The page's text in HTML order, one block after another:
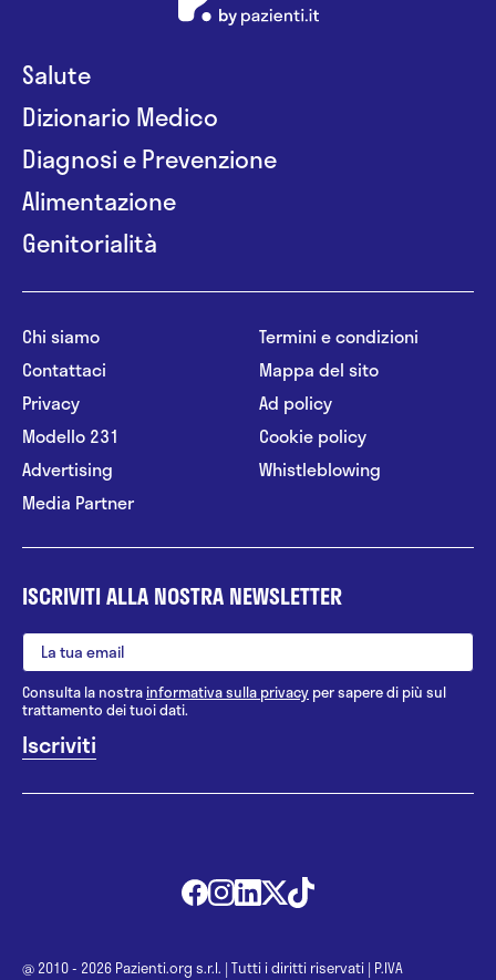
Salute
Dizionario Medico
Diagnosi e Prevenzione
Alimentazione
Genitorialità
Chi siamo
Contattaci
Privacy
Modello 231
Advertising
Media Partner
Termini e condizioni
Mappa del sito
Ad policy
Cookie policy
Whistleblowing
ISCRIVITI ALLA NOSTRA NEWSLETTER
Consulta la nostrainformativa sulla privacy per sapere di più sul
trattamento dei tuoi dati.
@ 2010 - 2026 Pazienti.org s.r.l. | Tutti i diritti riservati | P.IVA